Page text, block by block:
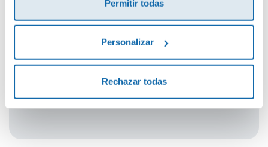
Permitir todas
Personalizar
Rechazar todas
Debes iniciar sesión para poder valorarlo